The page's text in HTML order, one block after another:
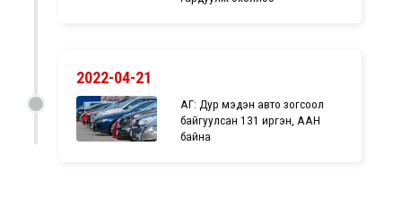
2022-04-21
ҮАГ: Дур мэдэн авто зогсоол
байгуулсан 131 иргэн, ААН
байна